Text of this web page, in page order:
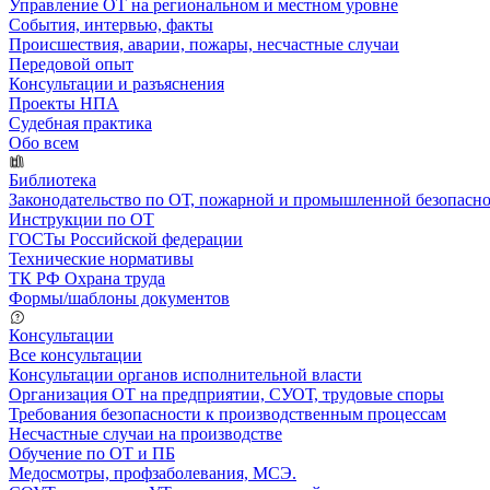
Управление ОТ на региональном и местном уровне
События, интервью, факты
Происшествия, аварии, пожары, несчастные случаи
Передовой опыт
Консультации и разъяснения
Проекты НПА
Судебная практика
Обо всем
Библиотека
Законодательство по ОТ, пожарной и промышленной
Инструкции по ОТ
ГОСТы Российской федерации
Технические нормативы
ТК РФ Охрана труда
Формы/шаблоны документов
Консультации
Все консультации
Консультации органов исполнительной власти
Организация ОТ на предприятии, СУОТ, трудовые споры
Требования безопасности к производственным процессам
Несчастные случаи на производстве
Обучение по ОТ и ПБ
Медосмотры, профзаболевания, МСЭ.